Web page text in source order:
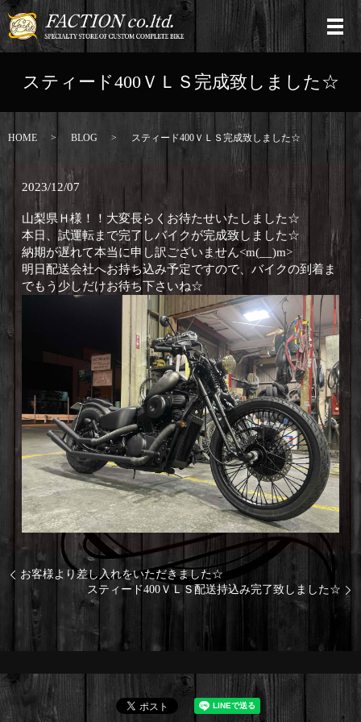
スティード400ＶＬＳ完成致しました☆
HOME BLOG スティード400ＶＬＳ完成致しました☆
2023/12/07
山梨県Ｈ様！！大変長らくお待たせいたしました☆
本日、試運転まで完了しバイクが完成致しました☆
納期が遅れて本当に申し訳ございません<m(__)m>
明日配送会社へお持ち込み予定ですので、バイクの到着ま
でもう少しだけお待ち下さいね☆
お客様より差し入れをいただきました☆
スティード400ＶＬＳ配送持込み完了致しました☆